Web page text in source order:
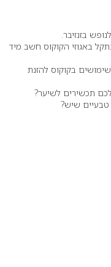
בזנזיבר.
באגוזי הקוקוס חשב מיד
בקוקוס להזנת
תכשירים לשיער?
שיש?